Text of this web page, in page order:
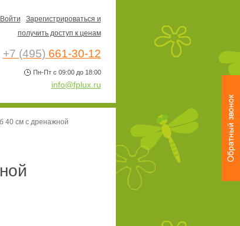
40 см c дренажной
Войти
Зарегистрироваться и
получить доступ к ценам
+7 (495) 661-30-12
Пн-Пт с 09:00 до 18:00
info@fplux.ru